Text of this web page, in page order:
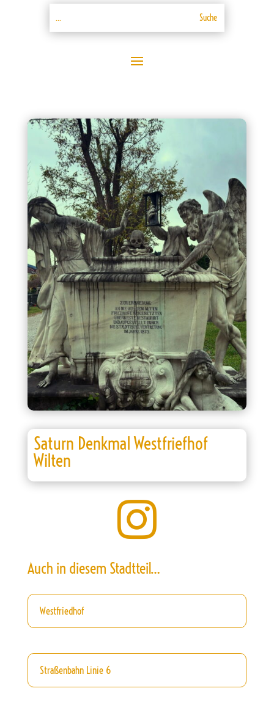
Saturn Denkmal Westfriefhof
Wilten

Auch in diesem Stadtteil…
Westfriedhof
Straßenbahn Linie 6